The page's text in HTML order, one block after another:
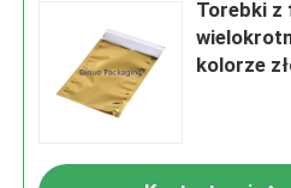
Torebki z
kolorze